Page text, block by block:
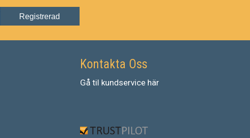
Registrerad
Kontakta Oss
Gå til kundservice här